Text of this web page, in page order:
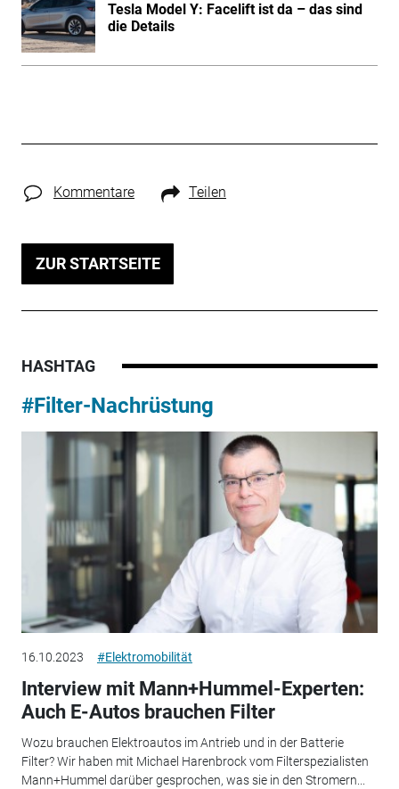
Tesla Model Y: Facelift ist da – das sind
die Details
Kommentare Teilen
ZUR STARTSEITE
HASHTAG
#Filter-Nachrüstung
16.10.2023 #Elektromobilität
Interview mit Mann+Hummel-Experten:
Auch E-Autos brauchen Filter
Wozu brauchen Elektroautos im Antrieb und in der Batterie
Filter? Wir haben mit Michael Harenbrock vom Filterspezialisten
Mann+Hummel darüber gesprochen, was sie in den Stromern...